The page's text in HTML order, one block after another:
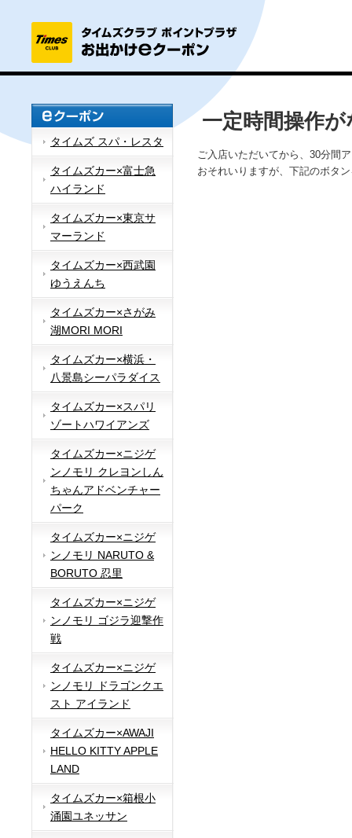
タイムズ スパ・レスタ
タイムズカー×富士急
ハイランド
タイムズカー×東京サ
マーランド
タイムズカー×西武園
ゆうえんち
タイムズカー×さがみ
湖MORI MORI
タイムズカー×横浜・
八景島シーパラダイス
タイムズカー×スパリ
ゾートハワイアンズ
タイムズカー×ニジゲ
ンノモリ クレヨンしん
ちゃんアドベンチャー
パーク
タイムズカー×ニジゲ
ンノモリ NARUTO &
BORUTO 忍里
タイムズカー×ニジゲ
ンノモリ ゴジラ迎撃作
戦
タイムズカー×ニジゲ
ンノモリ ドラゴンクエ
スト アイランド
タイムズカー×AWAJI
HELLO KITTY APPLE
LAND
タイムズカー×箱根小
涌園ユネッサン
一定時間操作
ご入店いただいてから、30分間
おそれいりますが、下記のボタ